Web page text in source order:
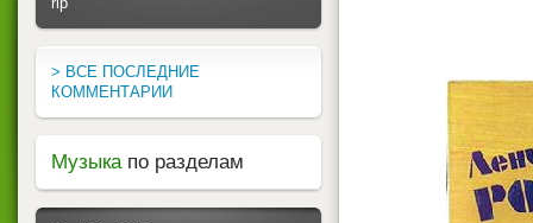
> ВСЕ ПОСЛЕДНИЕ
КОММЕНТАРИИ
Музыка по разделам